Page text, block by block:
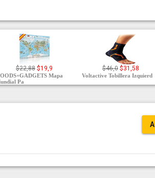
$22,88 $19,9
Mapa
Pa
$46,0 $31,58
Voltactive Tobillera Izquierd